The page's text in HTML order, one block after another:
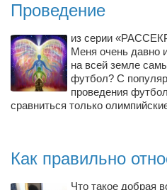
Проведение
из серии
Меня очень давно
на всей земле
футбол? С
проведения
сравниться только
Как правильно
Что такое добрая